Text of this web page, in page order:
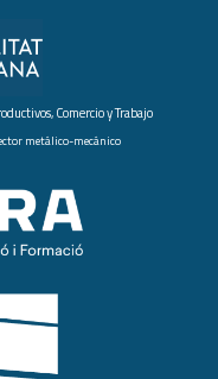
Comercio y Trabajo
metálico-mecánico